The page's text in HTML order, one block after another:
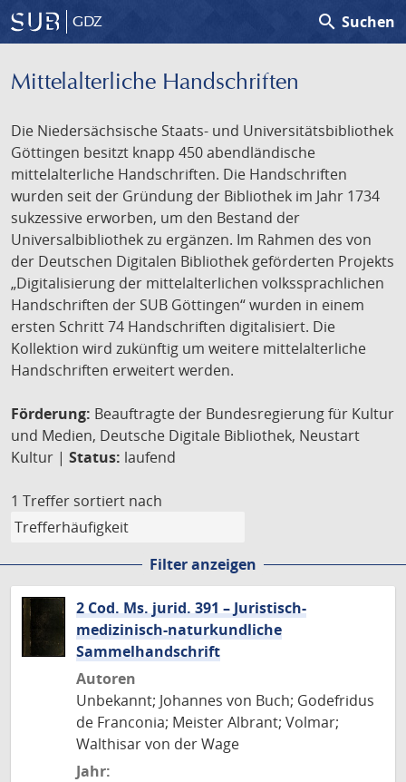
GDZ search Suchen
Mittelalterliche Handschriften
Die Niedersächsische Staats- und Universitätsbibliothek
Göttingen besitzt knapp 450 abendländische
mittelalterliche Handschriften. Die Handschriften
wurden seit der Gründung der Bibliothek im Jahr 1734
sukzessive erworben, um den Bestand der
Universalbibliothek zu ergänzen. Im Rahmen des von
der Deutschen Digitalen Bibliothek geförderten Projekts
„Digitalisierung der mittelalterlichen volkssprachlichen
Handschriften der SUB Göttingen“ wurden in einem
ersten Schritt 74 Handschriften digitalisiert. Die
Kollektion wird zukünftig um weitere mittelalterliche
Handschriften erweitert werden.
Förderung: Beauftragte der Bundesregierung für Kultur
und Medien, Deutsche Digitale Bibliothek, Neustart
Kultur | Status: laufend
1 Treffer sortiert nach
Filter anzeigen
2 Cod. Ms. jurid. 391 – Juristisch-
medizinisch-naturkundliche
Sammelhandschrift
Autoren
Unbekannt; Johannes von Buch; Godefridus
de Franconia; Meister Albrant; Volmar;
Walthisar von der Wage
Jahr: